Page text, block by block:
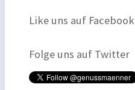
Like uns auf Facebook
Folge uns auf Twitter